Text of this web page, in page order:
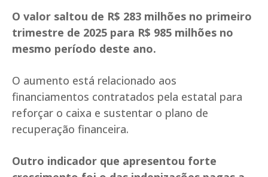
O valor saltou de R$ 283 milhões no primeiro
trimestre de 2025 para R$ 985 milhões no
mesmo período deste ano.
O aumento está relacionado aos
financiamentos contratados pela estatal para
reforçar o caixa e sustentar o plano de
recuperação financeira.
Outro indicador que apresentou forte